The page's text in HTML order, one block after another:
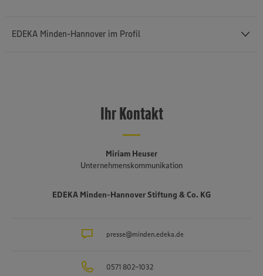
EDEKA Minden-Hannover im Profil
selbstständigen Einzelhandels und etwa 3.140 Auszubildenden) ist
EDEKA Minden-Hannoverdie umsatzstärkste von insgesamt
niederländischen bis an die polnische Grenze und umfasst Bremen,
Niedersachsen, einen Teil von Ostwestfalen-Lippe, Sachsen-Anhalt,
Kaufleuten. Zum Unternehmensverbund gehören mehrere
sowie das Traditionsunternehmen für Fischverarbeitung
in Sachen Nachhaltigkeit und Klimaschutz. Seit über 100 Jahren ist
verantwortungsvolles und nachhaltiges Handeln
Ihr Kontakt
Miriam Heuser
Unternehmenskommunikation
EDEKA Minden-Hannover Stiftung & Co. KG
presse@minden.edeka.de
0571 802-1032